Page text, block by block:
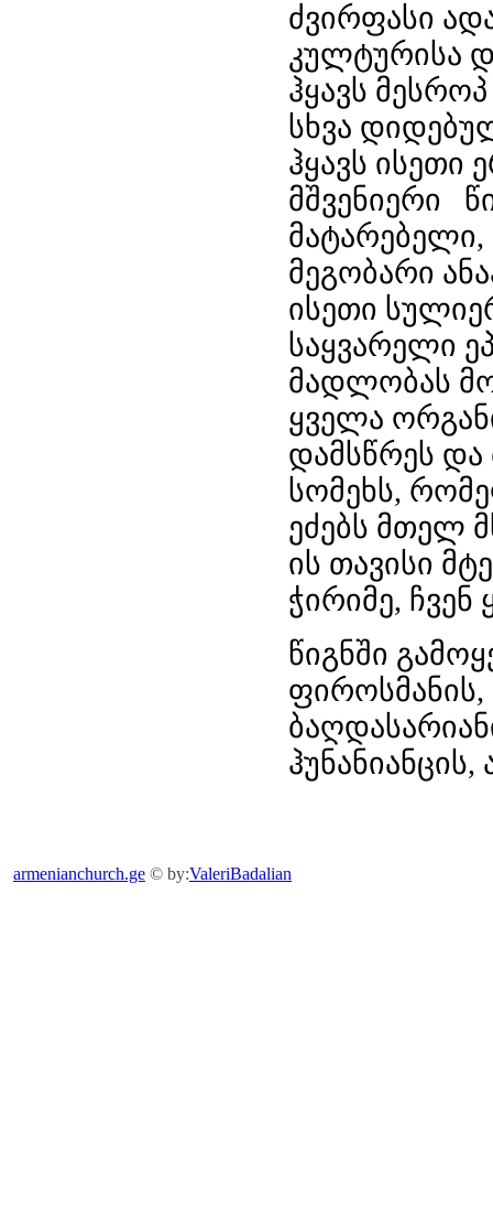
ძვირფასი
კულტურისა
ჰყავს
სხვა
ჰყავს ისეთი
მშვენიერი
მატარებელი,
მეგობარი
ისეთი
საყვარელი
მადლობას
ყველა
დამსწრეს და
სომეხს,
ეძებს მთელ
ის თავისი
ჭირიმე,
წიგნში
ფიროსმანის,
armenianchurch.ge © by:ValeriBadalian